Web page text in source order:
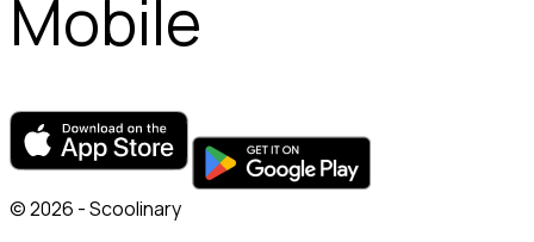
Mobile
© 2026 - Scoolinary